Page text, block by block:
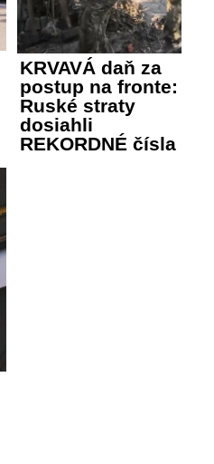
KRVAVÁ daň za
postup na fronte:
Ruské straty
dosiahli
REKORDNÉ čísla